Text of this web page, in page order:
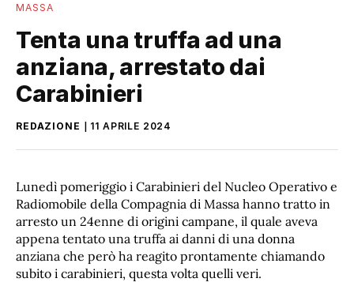
MASSA
Tenta una truffa ad una
anziana, arrestato dai
Carabinieri
REDAZIONE 11 APRILE 2024
Lunedì pomeriggio i Carabinieri del Nucleo Operativo e
Radiomobile della Compagnia di Massa hanno tratto in
arresto un 24enne di origini campane, il quale aveva
appena tentato una truffa ai danni di una donna
anziana che però ha reagito prontamente chiamando
subito i carabinieri, questa volta quelli veri.